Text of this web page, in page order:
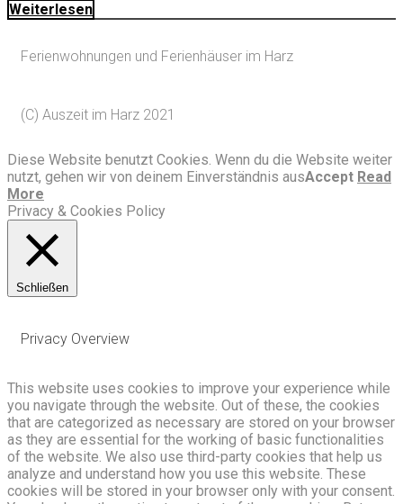
Weiterlesen
Ferienwohnungen und Ferienhäuser im Harz
(C) Auszeit im Harz 2021
Diese Website benutzt Cookies. Wenn du die Website weiter
nutzt, gehen wir von deinem Einverständnis ausAccept Read
More
Privacy & Cookies Policy
Schließen
Privacy Overview
This website uses cookies to improve your experience while
you navigate through the website. Out of these, the cookies
that are categorized as necessary are stored on your browser
as they are essential for the working of basic functionalities
of the website. We also use third-party cookies that help us
analyze and understand how you use this website. These
cookies will be stored in your browser only with your consent.